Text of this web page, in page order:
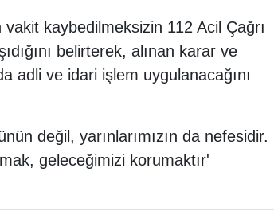
kaybedilmeksizin 112 Acil Çağrı
belirterek, alınan karar ve
adli ve idari işlem uygulanacağını
değil, yarınlarımızın da nefesidir.
geleceğimizi korumaktır'